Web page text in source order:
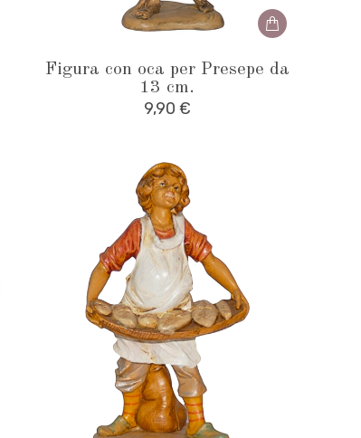
Figura con oca per Presepe da
13 cm.
9,90 €